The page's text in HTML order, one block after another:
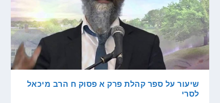
שיעור על ספר קהלת פרק א פסוק ח הרב מיכאל
לסרי